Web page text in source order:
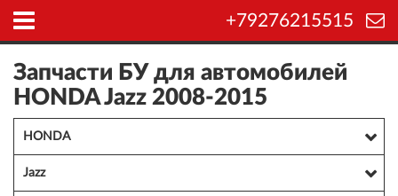
+79276215515
Запчасти БУ для автомобилей
HONDA Jazz 2008-2015
HONDA
Jazz